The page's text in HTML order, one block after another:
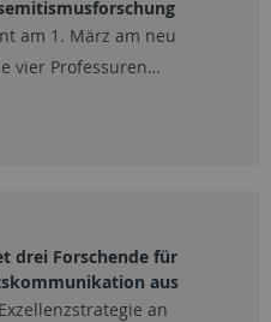
am 1. März am neu
vier Professuren…
drei Forschende für
aus
an